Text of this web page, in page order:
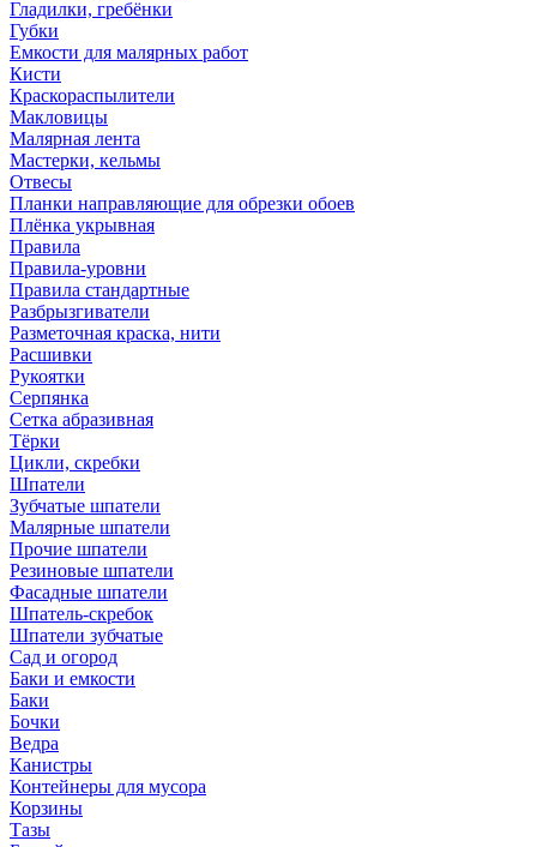
Гладилки, гребёнки
Губки
Емкости для малярных работ
Кисти
Краскораспылители
Макловицы
Малярная лента
Мастерки, кельмы
Отвесы
Планки направляющие для обрезки обоев
Плёнка укрывная
Правила
Правила-уровни
Правила стандартные
Разбрызгиватели
Разметочная краска, нити
Расшивки
Рукоятки
Серпянка
Сетка абразивная
Тёрки
Цикли, скребки
Шпатели
Зубчатые шпатели
Малярные шпатели
Прочие шпатели
Резиновые шпатели
Фасадные шпатели
Шпатель-скребок
Шпатели зубчатые
Сад и огород
Баки и емкости
Баки
Бочки
Ведра
Канистры
Контейнеры для мусора
Корзины
Тазы